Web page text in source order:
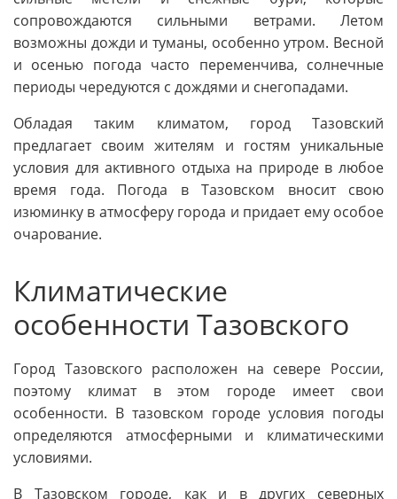
сопровождаются сильными ветрами. Летом
возможны дожди и туманы, особенно утром. Весной
и осенью погода часто переменчива, солнечные
периоды чередуются с дождями и снегопадами.
Обладая таким климатом, город Тазовский
предлагает своим жителям и гостям уникальные
условия для активного отдыха на природе в любое
время года. Погода в Тазовском вносит свою
изюминку в атмосферу города и придает ему особое
очарование.
Климатические
особенности Тазовского
Город Тазовского расположен на севере России,
поэтому климат в этом городе имеет свои
особенности. В тазовском городе условия погоды
определяются атмосферными и климатическими
условиями.
В Тазовском городе, как и в других северных